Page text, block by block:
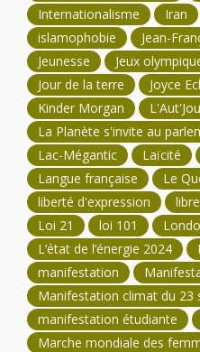
Internationalisme
Iran
islamophobie
Jean-
Jeunesse
Jeux
Jour de la terre
Joyce
Kinder Morgan
La Planète s'invite au
Lac-Mégantic
Laïcité
Langue française
Le
liberté d'expression
Loi 21
loi 101
L’état de l’énergie 2024
manifestation
Manifestation climat du 23
manifestation étudiante
Marche mondiale des